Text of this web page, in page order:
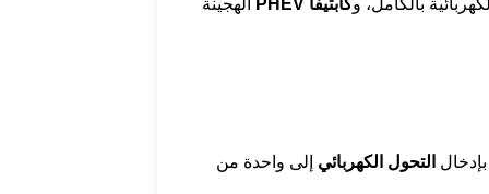
بالكامل، وكابتيفا PHEV
الهجينة
التحول الكهربائي إلى واحدة من